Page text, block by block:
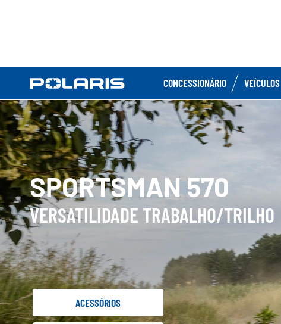
CONCESSIONÁRIO VEÍCULOS
SPORTSMAN 570
VERSATILIDADE TRABALHO/TRILHO
ACESSÓRIOS